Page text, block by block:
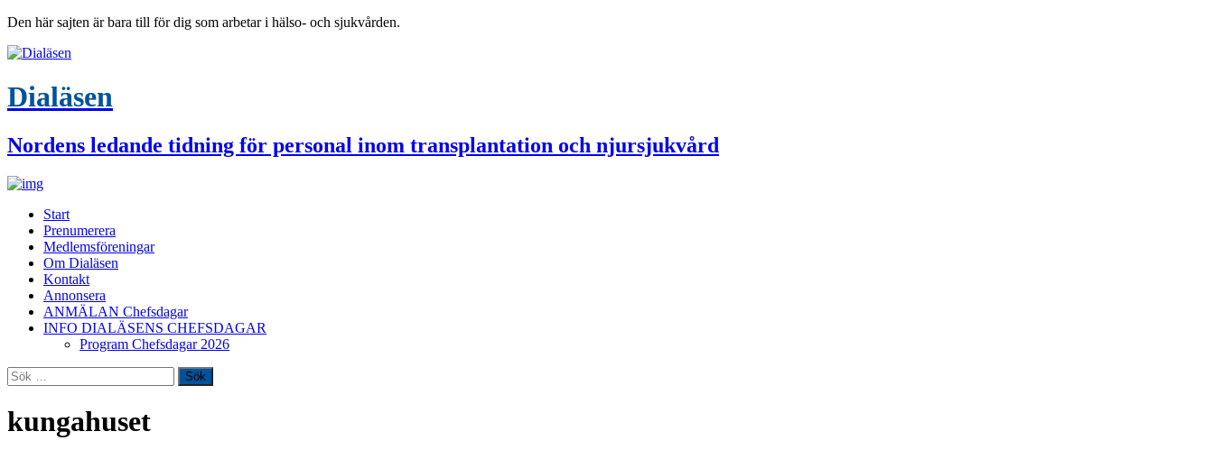
Den här sajten är bara till för dig som arbetar i hälso- och sjukvården.
Dialäsen
Nordens ledande tidning för personal inom transplantation och njursjukvård
Start
Prenumerera
Medlemsföreningar
Om Dialäsen
Kontakt
Annonsera
ANMÄLAN Chefsdagar
INFO DIALÄSENS CHEFSDAGAR
Program Chefsdagar 2026
Sök
efter:
kungahuset